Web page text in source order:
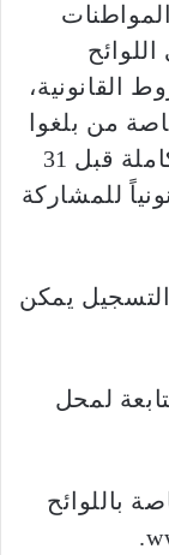
القانونية،
من بلغوا
أو سيبلغون سن 18 سنة شمسية كاملة قبل 31
للمشاركة
يمكن
لمحل
باللوائح